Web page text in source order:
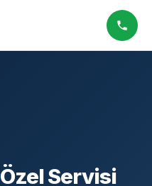
Özel Servisi